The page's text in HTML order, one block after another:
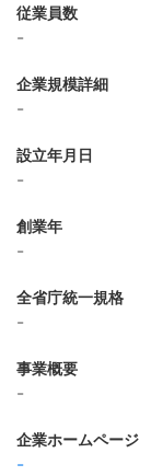
従業員数
-
企業規模詳細
-
設立年月日
-
創業年
-
全省庁統一規格
-
事業概要
-
企業ホームページ
-